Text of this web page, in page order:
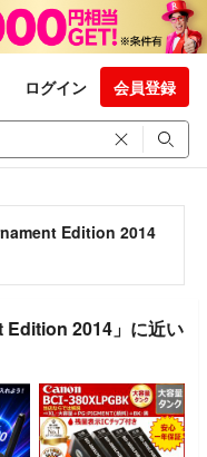
ログイン 会員登録
Edition 2014
Edition 2014」に近い